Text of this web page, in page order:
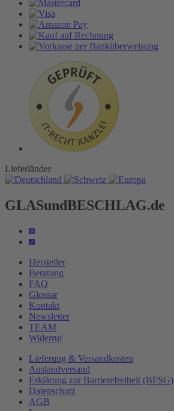
Lieferländer
GLASundBESCHLAG.de
Hersteller
Beratung
FAQ
Glossar
Kontakt
Newsletter
TEAM
Widerruf
Lieferung & Versandkosten
Auslandversand
Erklärung zur Barrierefreiheit (BFSG)
Datenschutz
AGB